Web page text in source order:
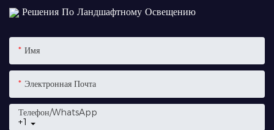
Решения По Ландшафтному Освещению
Имя
Электронная Почта
+1
Телефон/WhatsApp